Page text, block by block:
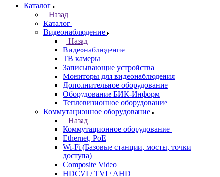
Каталог
Назад
Каталог
Видеонаблюдение
Назад
Видеонаблюдение
ТВ камеры
Записывающие устройства
Мониторы для видеонаблюдения
Дополнительное оборудование
Оборудование БИК-Информ
Тепловизионное оборудование
Коммутационное оборудование
Назад
Коммутационное оборудование
Ethernet, PoE
Wi-Fi (Базовые станции, мосты, точки
доступа)
Composite Video
HDCVI / TVI / AHD